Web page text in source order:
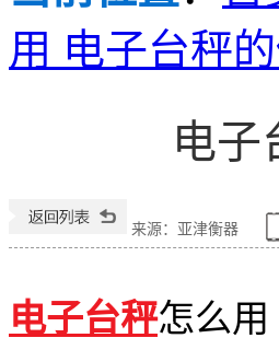
用 电子台秤
电子
来源：亚津衡器
电子台秤怎么用